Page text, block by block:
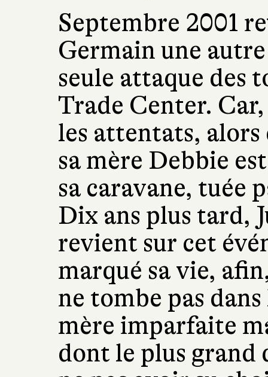
Septembre 2001
Germain une
seule attaque des
Trade Center.
les attentats, alors
sa mère Debbie
sa caravane, tuée
Dix ans plus tard,
revient sur cet
marqué sa vie,
ne tombe pas
mère imparfaite
dont le plus grand